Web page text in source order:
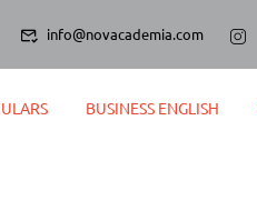
info@novacademia.com
BUSINESS ENGLISH